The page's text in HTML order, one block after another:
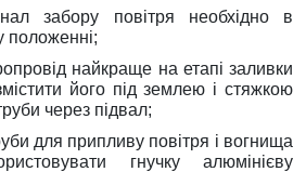
забору повітря необхідно в
положенні;
найкраще на етапі заливки
його під землею і стяжкою
через підвал;
для припливу повітря і вогнища
гнучку алюмінієву